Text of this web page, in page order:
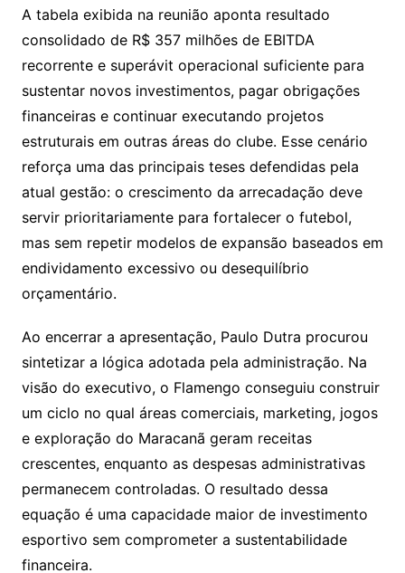
A tabela exibida na reunião aponta resultado
consolidado de R$ 357 milhões de EBITDA
recorrente e superávit operacional suficiente para
sustentar novos investimentos, pagar obrigações
financeiras e continuar executando projetos
estruturais em outras áreas do clube. Esse cenário
reforça uma das principais teses defendidas pela
atual gestão: o crescimento da arrecadação deve
servir prioritariamente para fortalecer o futebol,
mas sem repetir modelos de expansão baseados em
endividamento excessivo ou desequilíbrio
orçamentário.
Ao encerrar a apresentação, Paulo Dutra procurou
sintetizar a lógica adotada pela administração. Na
visão do executivo, o Flamengo conseguiu construir
um ciclo no qual áreas comerciais, marketing, jogos
e exploração do Maracanã geram receitas
crescentes, enquanto as despesas administrativas
permanecem controladas. O resultado dessa
equação é uma capacidade maior de investimento
esportivo sem comprometer a sustentabilidade
financeira.